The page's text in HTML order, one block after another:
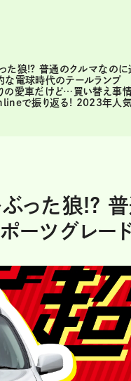
た狼!? 普通のクルマなのに
な電球時代のテールランプ
の愛車だけど…買い替え事
で振り返る! 2023年人気
った狼!?
ーツグレー